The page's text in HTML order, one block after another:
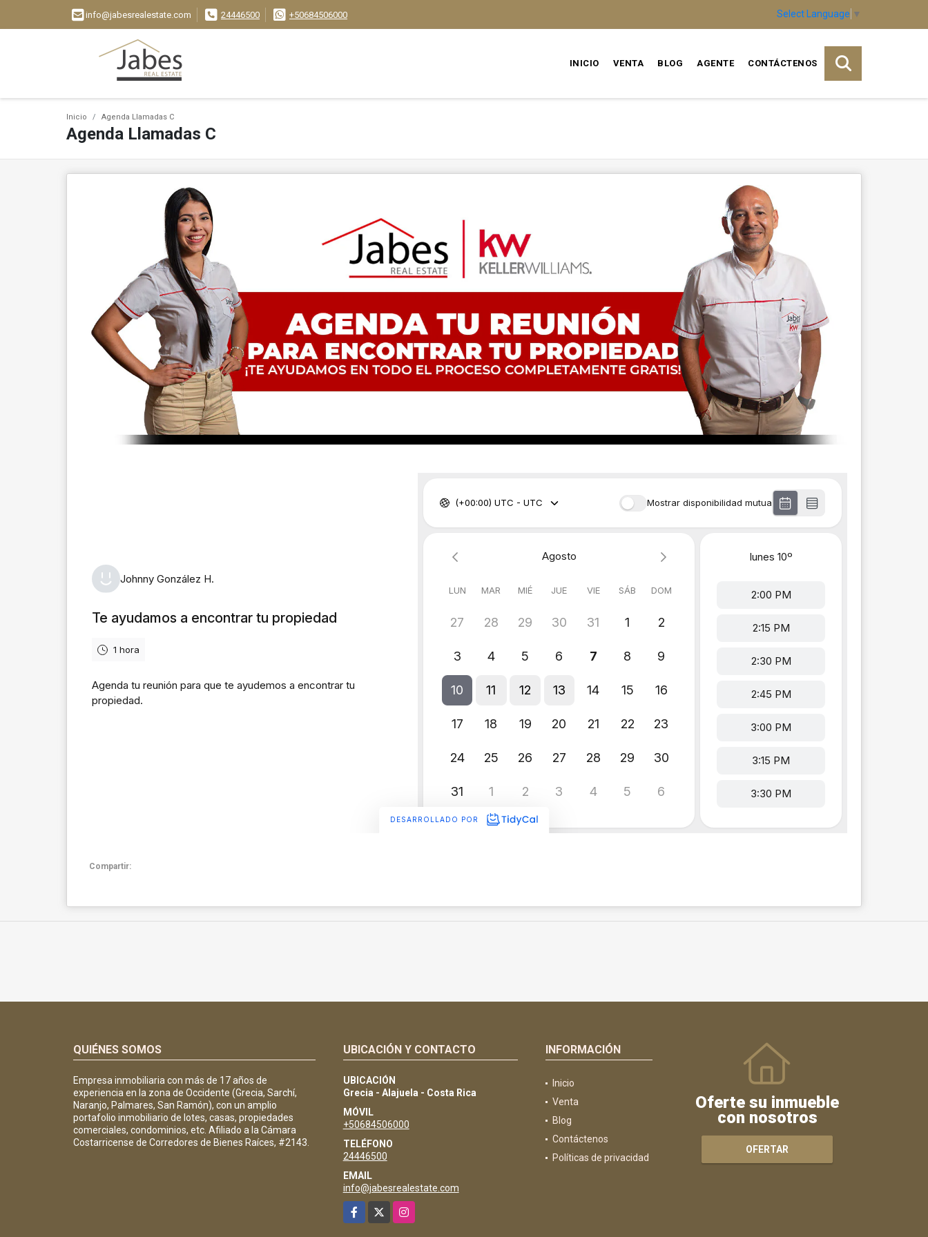
info@jabesrealestate.com 24446500 +50684506000 Select Language ▼
INICIO VENTA BLOG AGENTE CONTÁCTENOS
Inicio Agenda Llamadas C
Agenda Llamadas C
Compartir:
QUIÉNES SOMOS
Empresa inmobiliaria con más de 17 años de
experiencia en la zona de Occidente (Grecia, Sarchí,
Naranjo, Palmares, San Ramón), con un amplio
portafolio inmobiliario de lotes, casas, propiedades
comerciales, condominios, etc. Afiliado a la Cámara
Costarricense de Corredores de Bienes Raíces, #2143.
UBICACIÓN Y CONTACTO
UBICACIÓN
Grecia - Alajuela - Costa Rica
MÓVIL
+50684506000
TELÉFONO
24446500
EMAIL
info@jabesrealestate.com
Facebook
Instagram
INFORMACIÓN
Inicio
Venta
Blog
Contáctenos
Políticas de privacidad
Oferte su inmueble
con nosotros
OFERTAR